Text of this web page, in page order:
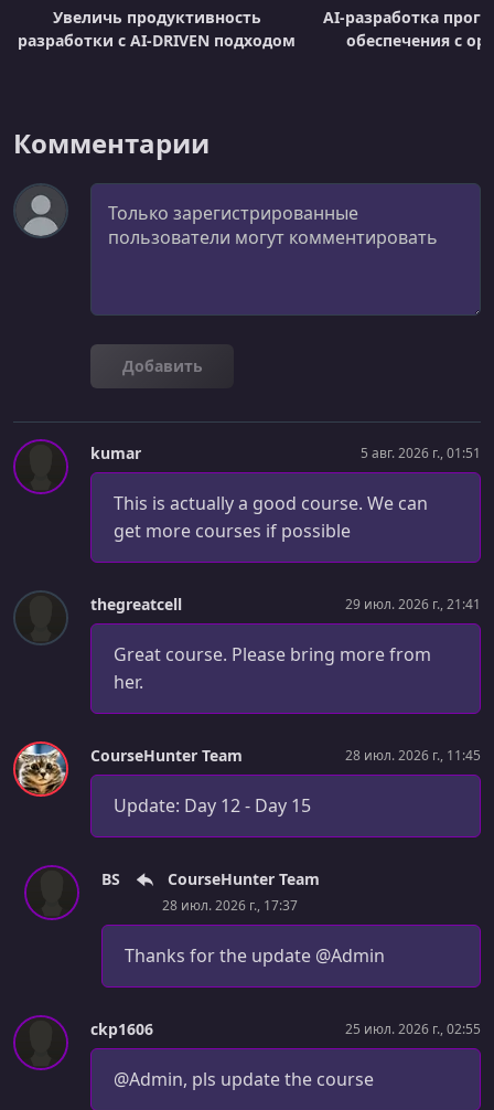
Увеличь продуктивность
разработки с AI-DRIVEN подходом
AI-разработка
обеспечения с
Комментарии
Комментарий
Добавить
kumar 5 авг. 2026 г., 01:51
This is actually a good course. We can
get more courses if possible
thegreatcell 29 июл. 2026 г., 21:41
Great course. Please bring more from
her.
CourseHunter Team 28 июл. 2026 г., 11:45
Update: Day 12 - Day 15
BS CourseHunter Team
28 июл. 2026 г., 17:37
Thanks for the update @Admin
ckp1606 25 июл. 2026 г., 02:55
@Admin, pls update the course